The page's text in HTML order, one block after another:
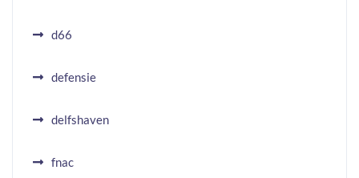
d66
defensie
delfshaven
fnac